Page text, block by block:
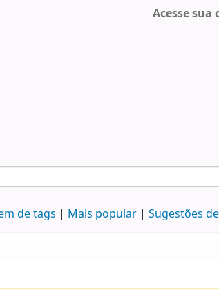
Acesse sua
de tags Mais popular Sugestões